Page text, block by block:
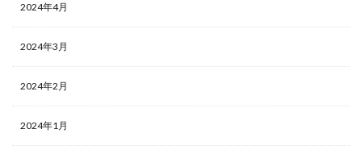
2024年4月
2024年3月
2024年2月
2024年1月